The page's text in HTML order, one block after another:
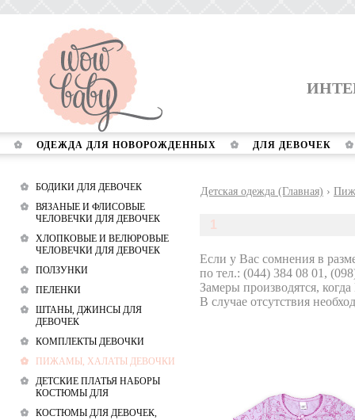
ОДЕЖДА ДЛЯ НОВОРОЖДЕННЫХ ДЛЯ ДЕВОЧЕК
Детская одежда (Главная) ›
1
Если у Вас сомнения в
по тел.: (044) 384 08 01,
Замеры производятся,
В случае отсутствия
БОДИКИ ДЛЯ ДЕВОЧЕК
ВЯЗАНЫЕ И ФЛИСОВЫЕ
ЧЕЛОВЕЧКИ ДЛЯ ДЕВОЧЕК
ХЛОПКОВЫЕ И ВЕЛЮРОВЫЕ
ЧЕЛОВЕЧКИ ДЛЯ ДЕВОЧЕК
ПОЛЗУНКИ
ПЕЛЕНКИ
ШТАНЫ, ДЖИНСЫ ДЛЯ
ДЕВОЧЕК
КОМПЛЕКТЫ ДЕВОЧКИ
ПИЖАМЫ, ХАЛАТЫ ДЕВОЧКИ
ДЕТСКИЕ ПЛАТЬЯ НАБОРЫ
КОСТЮМЫ ДЛЯ
КОСТЮМЫ ДЛЯ ДЕВОЧЕК,